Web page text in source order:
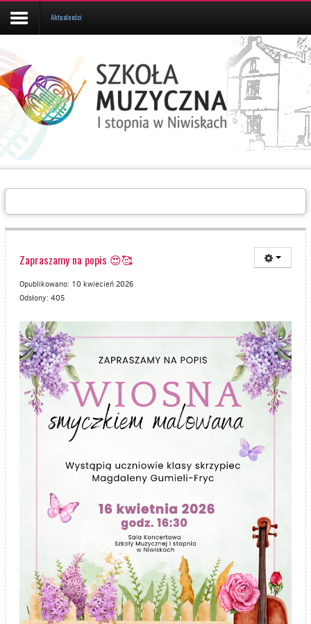
Aktualności
Kalendarz
UCZEŃ/RODZIC
Galeria
SZKOLE
Aktualności
Zapraszamy na popis 😍🥰
Opublikowano: 10 kwiecień 2026
Odsłony: 405